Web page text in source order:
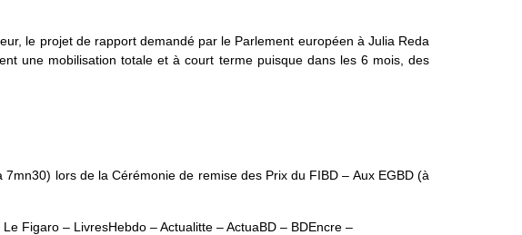
le projet de rapport demandé par le Parlement européen à Julia Reda
une mobilisation totale et à court terme puisque dans les 6 mois, des
lors de la Cérémonie de remise des Prix du FIBD – Aux EGBD (à
Figaro – LivresHebdo – Actualitte – ActuaBD – BDEncre –